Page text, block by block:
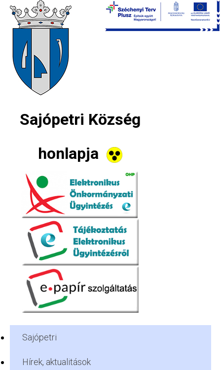
Sajópetri Község
honlapja
Sajópetri
Hírek, aktualitások